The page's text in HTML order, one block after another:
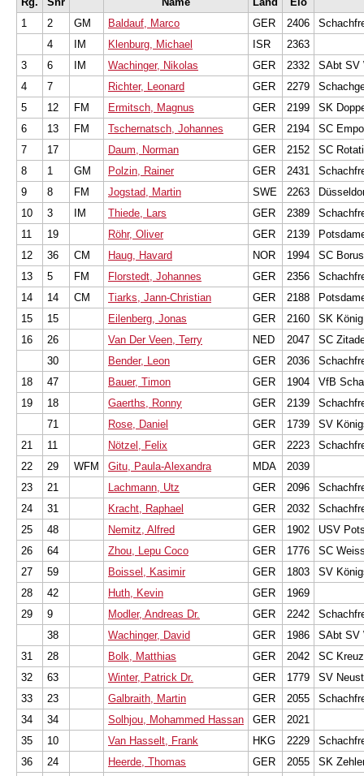
1
2 GM Baldauf, Marco GER 2406
4
IM Klenburg, Michael ISR
2363
3
6 IM Wachinger, Nikolas GER 2332
SAbt SV
4
7 Richter, Leonard GER 2279
5
12 FM Ermitsch, Magnus GER 2199
SK
6
13 FM Tschernatsch, Johannes GER 2194
SC
7
17 Daum, Norman GER 2152
SC
8
1 GM Polzin, Rainer GER 2431
9
8 FM Jogstad, Martin SWE 2263
10
3 IM Thiede, Lars GER 2389
11
19 Röhr, Oliver GER 2139
12
36 CM Haug, Havard NOR 1994
SC
13
5 FM Florstedt, Johannes GER 2356
14
14 CM Tiarks, Jann-Christian GER 2188
15
15 Eilenberg, Jonas GER 2160
SK
16
26 Van Der Veen, Terry NED 2047
SC
30
Bender, Leon GER 2036
18
47 Bauer, Timon GER 1904
VfB
19
18 Gaerths, Ronny GER 2139
71
Rose, Daniel GER 1739
SV
21
11 Nötzel, Felix GER 2223
22
29 WFM Gitu, Paula-Alexandra MDA
2039
23
21 Lachmann, Utz GER 2096
24
31 Kracht, Raphael GER 2032
25
48 Nemitz, Alfred GER 1902
USV
26
64 Zhou, Lepu Coco GER 1776
SC
27
59 Boissel, Kasimir GER 1803
SV
28
42 Huth, Kevin GER
1969
29
9 Modler, Andreas Dr. GER 2242
38
Wachinger, David GER 1986
SAbt SV
31
28 Bolk, Matthias GER 2042
SC
32
63 Winter, Patrick Dr. GER 1779
SV
33
23 Galbraith, Martin GER 2055
34
34 Solhjou, Mohammed Hassan GER
2021
35
10 Van Hasselt, Frank HKG 2229
36
24 Heerde, Thomas GER 2055
SK